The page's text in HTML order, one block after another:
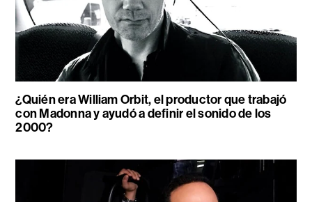
¿Quién era William Orbit, el productor que trabajó
con Madonna y ayudó a definir el sonido de los
2000?